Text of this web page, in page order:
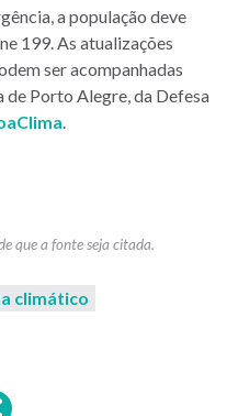
a população deve
199. As atualizações
ser acompanhadas
Porto Alegre, da Defesa
climático